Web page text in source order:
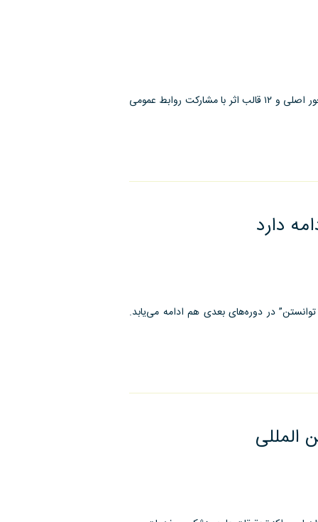
هفتمین جشنواره روابط عمومی های برتر صنعت نفت در قالب ۶ محور اصلی و ١٢ قالب اثر با مشارکت روابط عمومی
دارد
در دوره‌‌های بعدی هم ادامه می‌یابد.